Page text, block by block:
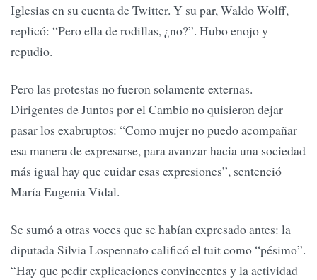
Iglesias en su cuenta de Twitter. Y su par, Waldo Wolff,
replicó: “Pero ella de rodillas, ¿no?”. Hubo enojo y
repudio.
Pero las protestas no fueron solamente externas.
Dirigentes de Juntos por el Cambio no quisieron dejar
pasar los exabruptos: “Como mujer no puedo acompañar
esa manera de expresarse, para avanzar hacia una sociedad
más igual hay que cuidar esas expresiones”, sentenció
María Eugenia Vidal.
Se sumó a otras voces que se habían expresado antes: la
diputada Silvia Lospennato calificó el tuit como “pésimo”.
“Hay que pedir explicaciones convincentes y la actividad